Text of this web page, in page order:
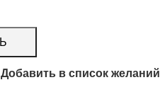
Добавить в список желаний